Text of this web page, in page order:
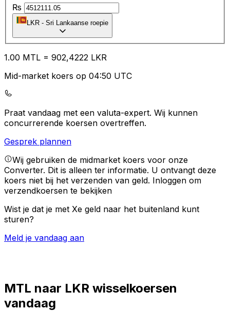
₨
LKR - Sri Lankaanse roepie
1.00 MTL = 902,4222 LKR
Mid-market koers op 04:50 UTC
Praat vandaag met een valuta-expert. Wij kunnen
concurrerende koersen overtreffen.
Gesprek plannen
Wij gebruiken de midmarket koers voor onze
Converter. Dit is alleen ter informatie. U ontvangt deze
koers niet bij het verzenden van geld. Inloggen om
verzendkoersen te bekijken
Wist je dat je met Xe geld naar het buitenland kunt
sturen?
Meld je vandaag aan
MTL naar LKR wisselkoersen
vandaag